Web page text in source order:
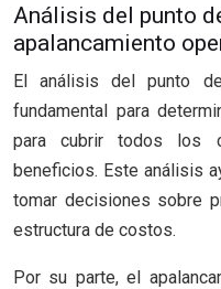
Análisis del punto
apalancamiento
El análisis del punto
fundamental para
para cubrir todos los
beneficios. Este análisis
tomar decisiones sobre
estructura de costos.
Por su parte, el